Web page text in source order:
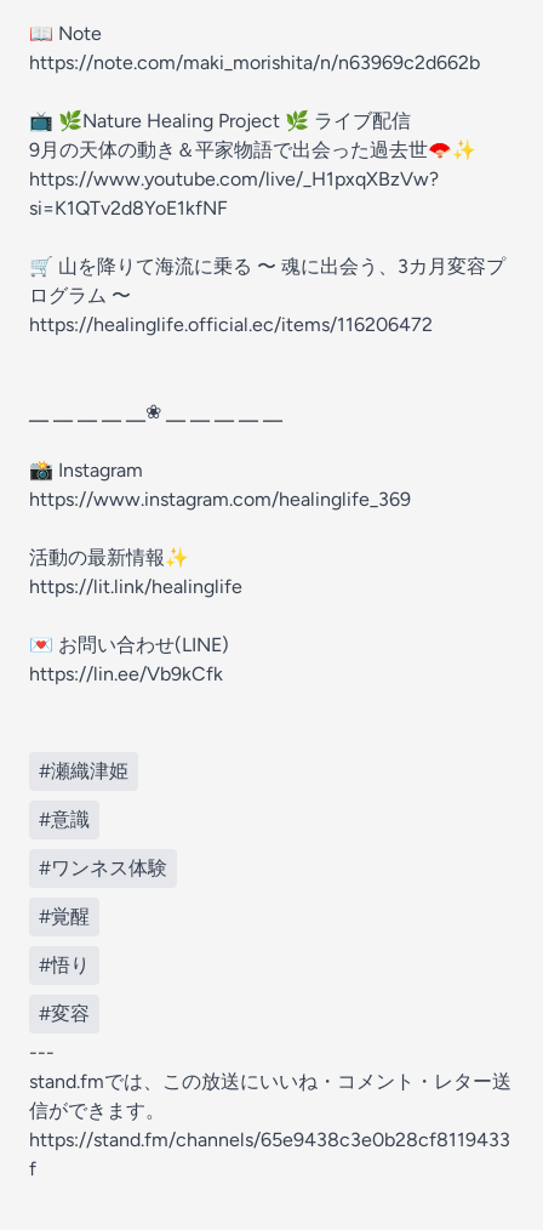
📖 Note
https://note.com/maki_morishita/n/n63969c2d662b
📺 🌿Nature Healing Project 🌿 ライブ配信
9月の天体の動き＆平家物語で出会った過去世🪭✨
https://www.youtube.com/live/_H1pxqXBzVw?
si=K1QTv2d8YoE1kfNF
🛒 山を降りて海流に乗る 〜 魂に出会う、3カ月変容プ
ログラム 〜
https://healinglife.official.ec/items/116206472
╴ ╴ ╴ ╴ ╴❀ ╴ ╴ ╴ ╴ ╴
📸 Instagram
https://www.instagram.com/healinglife_369
活動の最新情報✨
https://lit.link/healinglife
💌 お問い合わせ(LINE)
https://lin.ee/Vb9kCfk
#瀬織津姫
#意識
#ワンネス体験
#覚醒
#悟り
#変容
---
stand.fmでは、この放送にいいね・コメント・レター送
信ができます。
https://stand.fm/channels/65e9438c3e0b28cf8119433
f